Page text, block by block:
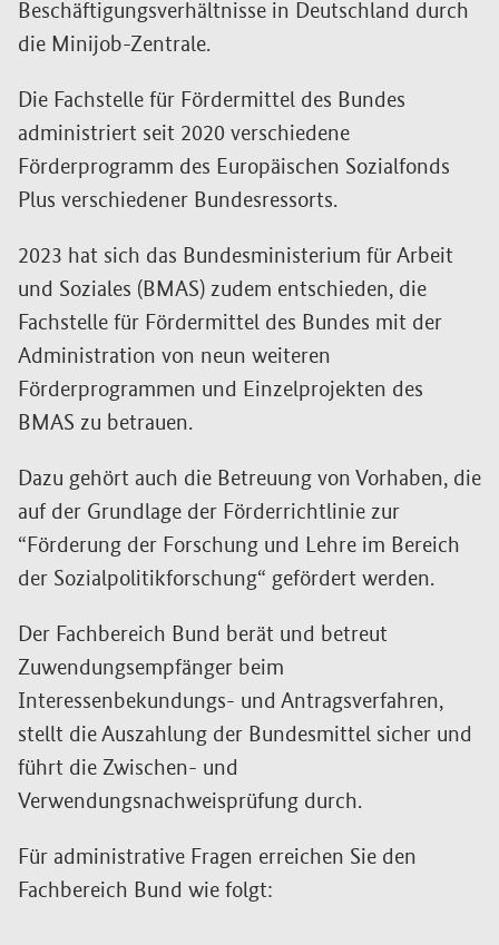
Beschäftigungsverhältnisse in Deutschland durch
die Minijob-Zentrale.
Die Fachstelle für Fördermittel des Bundes
administriert seit 2020 verschiedene
Förderprogramm des Europäischen Sozialfonds
Plus verschiedener Bundesressorts.
2023 hat sich das Bundesministerium für Arbeit
und Soziales (BMAS) zudem entschieden, die
Fachstelle für Fördermittel des Bundes mit der
Administration von neun weiteren
Förderprogrammen und Einzelprojekten des
BMAS zu betrauen.
Dazu gehört auch die Betreuung von Vorhaben, die
auf der Grundlage der Förderrichtlinie zur
“Förderung der Forschung und Lehre im Bereich
der Sozialpolitikforschung“ gefördert werden.
Der Fachbereich Bund berät und betreut
Zuwendungsempfänger beim
Interessenbekundungs- und Antragsverfahren,
stellt die Auszahlung der Bundesmittel sicher und
führt die Zwischen- und
Verwendungsnachweisprüfung durch.
Für administrative Fragen erreichen Sie den
Fachbereich Bund wie folgt: